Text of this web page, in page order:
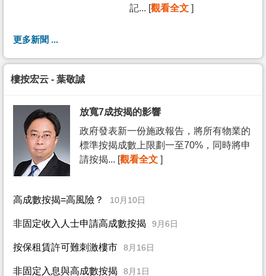
記... [觀看全文 ]
更多新聞 ...
樓按宏云 - 葉敬誠
放寬7成按揭的影響
政府發表新一份施政報告，將所有物業的
標準按揭成數上限劃一至70%，同時將申
請按揭... [觀看全文 ]
高成數按揭=高風險？ 10月10日
非固定收入人士申請高成數按揭 9月6日
按保租賃許可難刺激樓市 8月16日
非固定入息與高成數按揭 8月1日